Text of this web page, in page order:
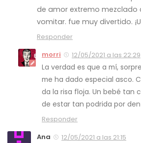
de amor extremo mezclado
vomitar. fue muy divertido.
Responder
morri
12/05/2021 a las 22:29
La verdad es que a mí,
me ha dado especial asco.
da la risa floja. Un bebé tan
de estar tan podrida por
Responder
Ana
12/05/2021 a las 21:15